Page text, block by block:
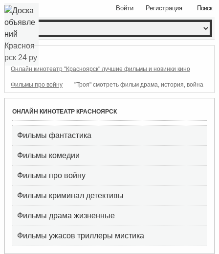
Поиск
Войти Регистрация
Онлайн кинотеатр "Красноярск" лучшие фильмы и новинки кино
Фильмы про войну "Троя" смотреть фильм драма, история, война
ОНЛАЙН КИНОТЕАТР КРАСНОЯРСК
Фильмы фантастика
Фильмы комедии
Фильмы про войну
Фильмы криминал детективы
Фильмы драма жизненные
Фильмы ужасов триллеры мистика